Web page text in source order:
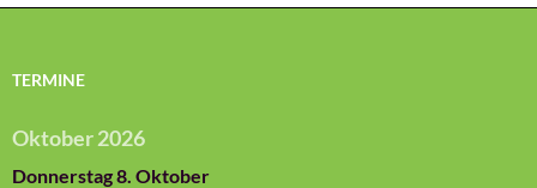
TERMINE
Oktober 2026
Donnerstag8. Oktober